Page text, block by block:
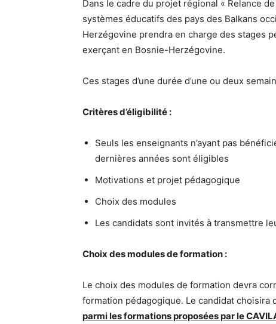
Dans le cadre du projet régional « Relance
systèmes éducatifs des pays des Balkans
Herzégovine prendra en charge des stages
exerçant en Bosnie-Herzégovine.
Ces stages d’une durée d’une ou deux
Critères d’éligibilité :
Seuls les enseignants n’ayant pas
dernières années sont éligibles
Motivations et projet pédagogique
Choix des modules
Les candidats sont invités à transmettre
Choix des modules de formation :
Le choix des modules de formation devra
formation pédagogique. Le candidat choisira
parmi les formations proposées par le